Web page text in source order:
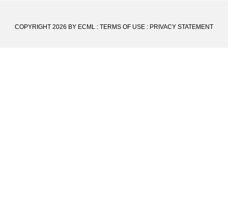
COPYRIGHT 2026 BY ECML : TERMS OF USE : PRIVACY STATEMENT